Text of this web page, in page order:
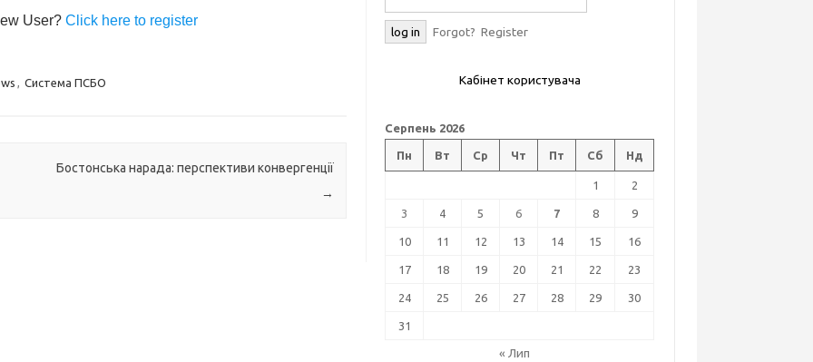
User? Click here to register
, Система ПСБО
Бостонська нарада: перспективи конвергенції
→
Forgot? Register
Кабінет користувача
Серпень 2026
Пн Вт Ср Чт Пт Сб Нд
1 2
3 4 5 6 7 8 9
10 11 12 13 14 15 16
17 18 19 20 21 22 23
24 25 26 27 28 29 30
31
« Лип